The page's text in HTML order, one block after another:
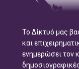
Το Δίκτυό μας
και
ενημερώσει τον